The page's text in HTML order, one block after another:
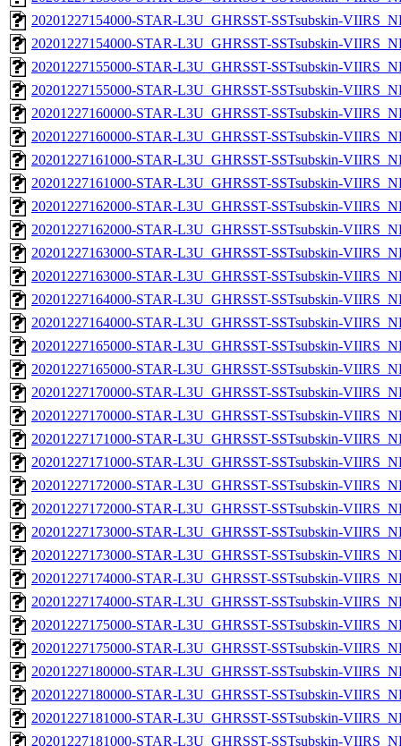
20201227154000-STAR-L3U_GHRSST-SSTsubskin-
20201227154000-STAR-L3U_GHRSST-SSTsubskin-
20201227155000-STAR-L3U_GHRSST-SSTsubskin-
20201227155000-STAR-L3U_GHRSST-SSTsubskin-
20201227160000-STAR-L3U_GHRSST-SSTsubskin-
20201227160000-STAR-L3U_GHRSST-SSTsubskin-
20201227161000-STAR-L3U_GHRSST-SSTsubskin-
20201227161000-STAR-L3U_GHRSST-SSTsubskin-
20201227162000-STAR-L3U_GHRSST-SSTsubskin-
20201227162000-STAR-L3U_GHRSST-SSTsubskin-
20201227163000-STAR-L3U_GHRSST-SSTsubskin-
20201227163000-STAR-L3U_GHRSST-SSTsubskin-
20201227164000-STAR-L3U_GHRSST-SSTsubskin-
20201227164000-STAR-L3U_GHRSST-SSTsubskin-
20201227165000-STAR-L3U_GHRSST-SSTsubskin-
20201227165000-STAR-L3U_GHRSST-SSTsubskin-
20201227170000-STAR-L3U_GHRSST-SSTsubskin-
20201227170000-STAR-L3U_GHRSST-SSTsubskin-
20201227171000-STAR-L3U_GHRSST-SSTsubskin-
20201227171000-STAR-L3U_GHRSST-SSTsubskin-
20201227172000-STAR-L3U_GHRSST-SSTsubskin-
20201227172000-STAR-L3U_GHRSST-SSTsubskin-
20201227173000-STAR-L3U_GHRSST-SSTsubskin-
20201227173000-STAR-L3U_GHRSST-SSTsubskin-
20201227174000-STAR-L3U_GHRSST-SSTsubskin-
20201227174000-STAR-L3U_GHRSST-SSTsubskin-
20201227175000-STAR-L3U_GHRSST-SSTsubskin-
20201227175000-STAR-L3U_GHRSST-SSTsubskin-
20201227180000-STAR-L3U_GHRSST-SSTsubskin-
20201227180000-STAR-L3U_GHRSST-SSTsubskin-
20201227181000-STAR-L3U_GHRSST-SSTsubskin-
20201227181000-STAR-L3U_GHRSST-SSTsubskin-